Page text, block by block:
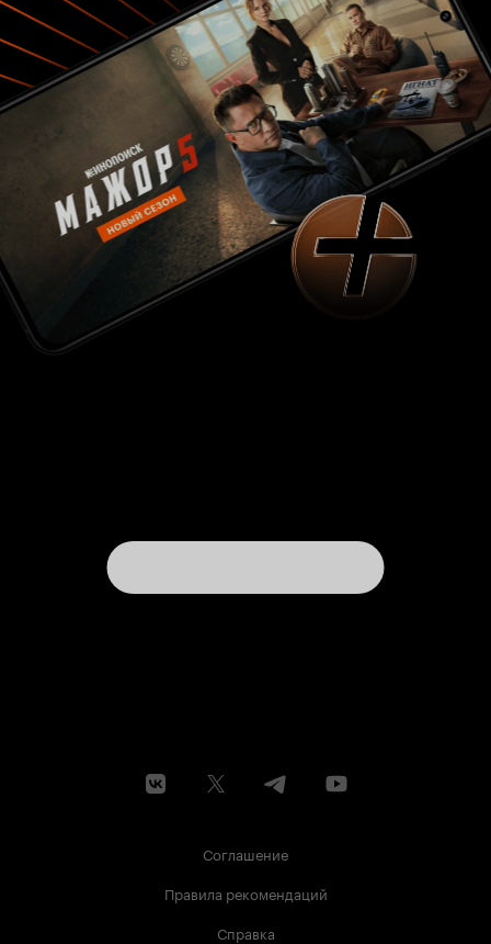
Соглашение
Правила рекомендаций
Справка